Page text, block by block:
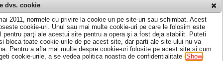
DIVERSE (38)
INSCRIE-TE LA
NEWSLETTER
Email:
dvs. cookie
2011, normele cu privire la cookie-uri pe site-uri sau schimbat. Acest
cookie-uri. Unul sau mai multe cookie-uri pe care le folosim este
pentru parţi ale acestui site pentru a opera şi a fost deja stabilit. Puteti
bloca toate cookie-urile de pe acest site, dar parti ale site-ului nu va
Pentru a afla mai multe despre cookie-uri folosite pe acest site si cum
cookie-urile, a se vedea politica noastra de confidentialitate ( Show)